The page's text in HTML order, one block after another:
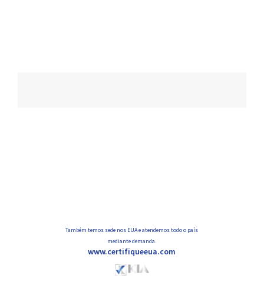
Também temos sede nos EUA e atendemos todo o país
mediante demanda.
www.certifiqueeua.com